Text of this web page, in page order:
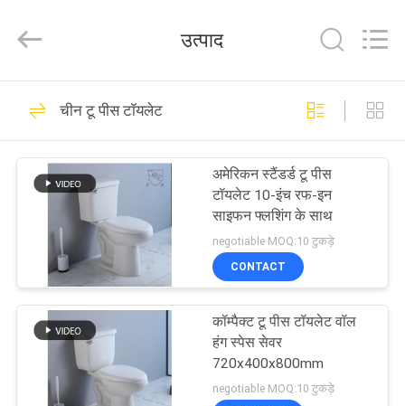
उत्पादों
कारखाना
Reserved.
बाथरूम शौचालय
21
सिफोनिक वन पीस टॉयलेट
17
उत्पाद
चीन टू पीस टॉयलेट
अमेरिकन स्टैंडर्ड टू पीस
टॉयलेट 10-इंच रफ-इन
साइफन फ्लशिंग के साथ
negotiable MOQ:10 टुकड़े
CONTACT
कॉम्पैक्ट टू पीस टॉयलेट वॉल
हंग स्पेस सेवर
720x400x800mm
negotiable MOQ:10 टुकड़े